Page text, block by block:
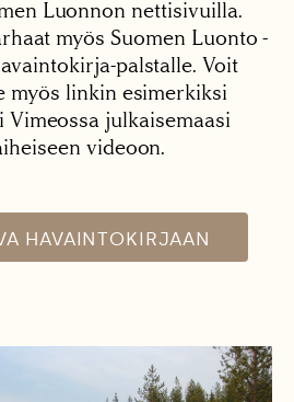
Luonnon nettisivuilla.
myös Suomen Luonto -
palstalle. Voit
myös linkin esimerkiksi
Vimeossa julkaisemaasi
videoon.
HAVAINTOKIRJAAN